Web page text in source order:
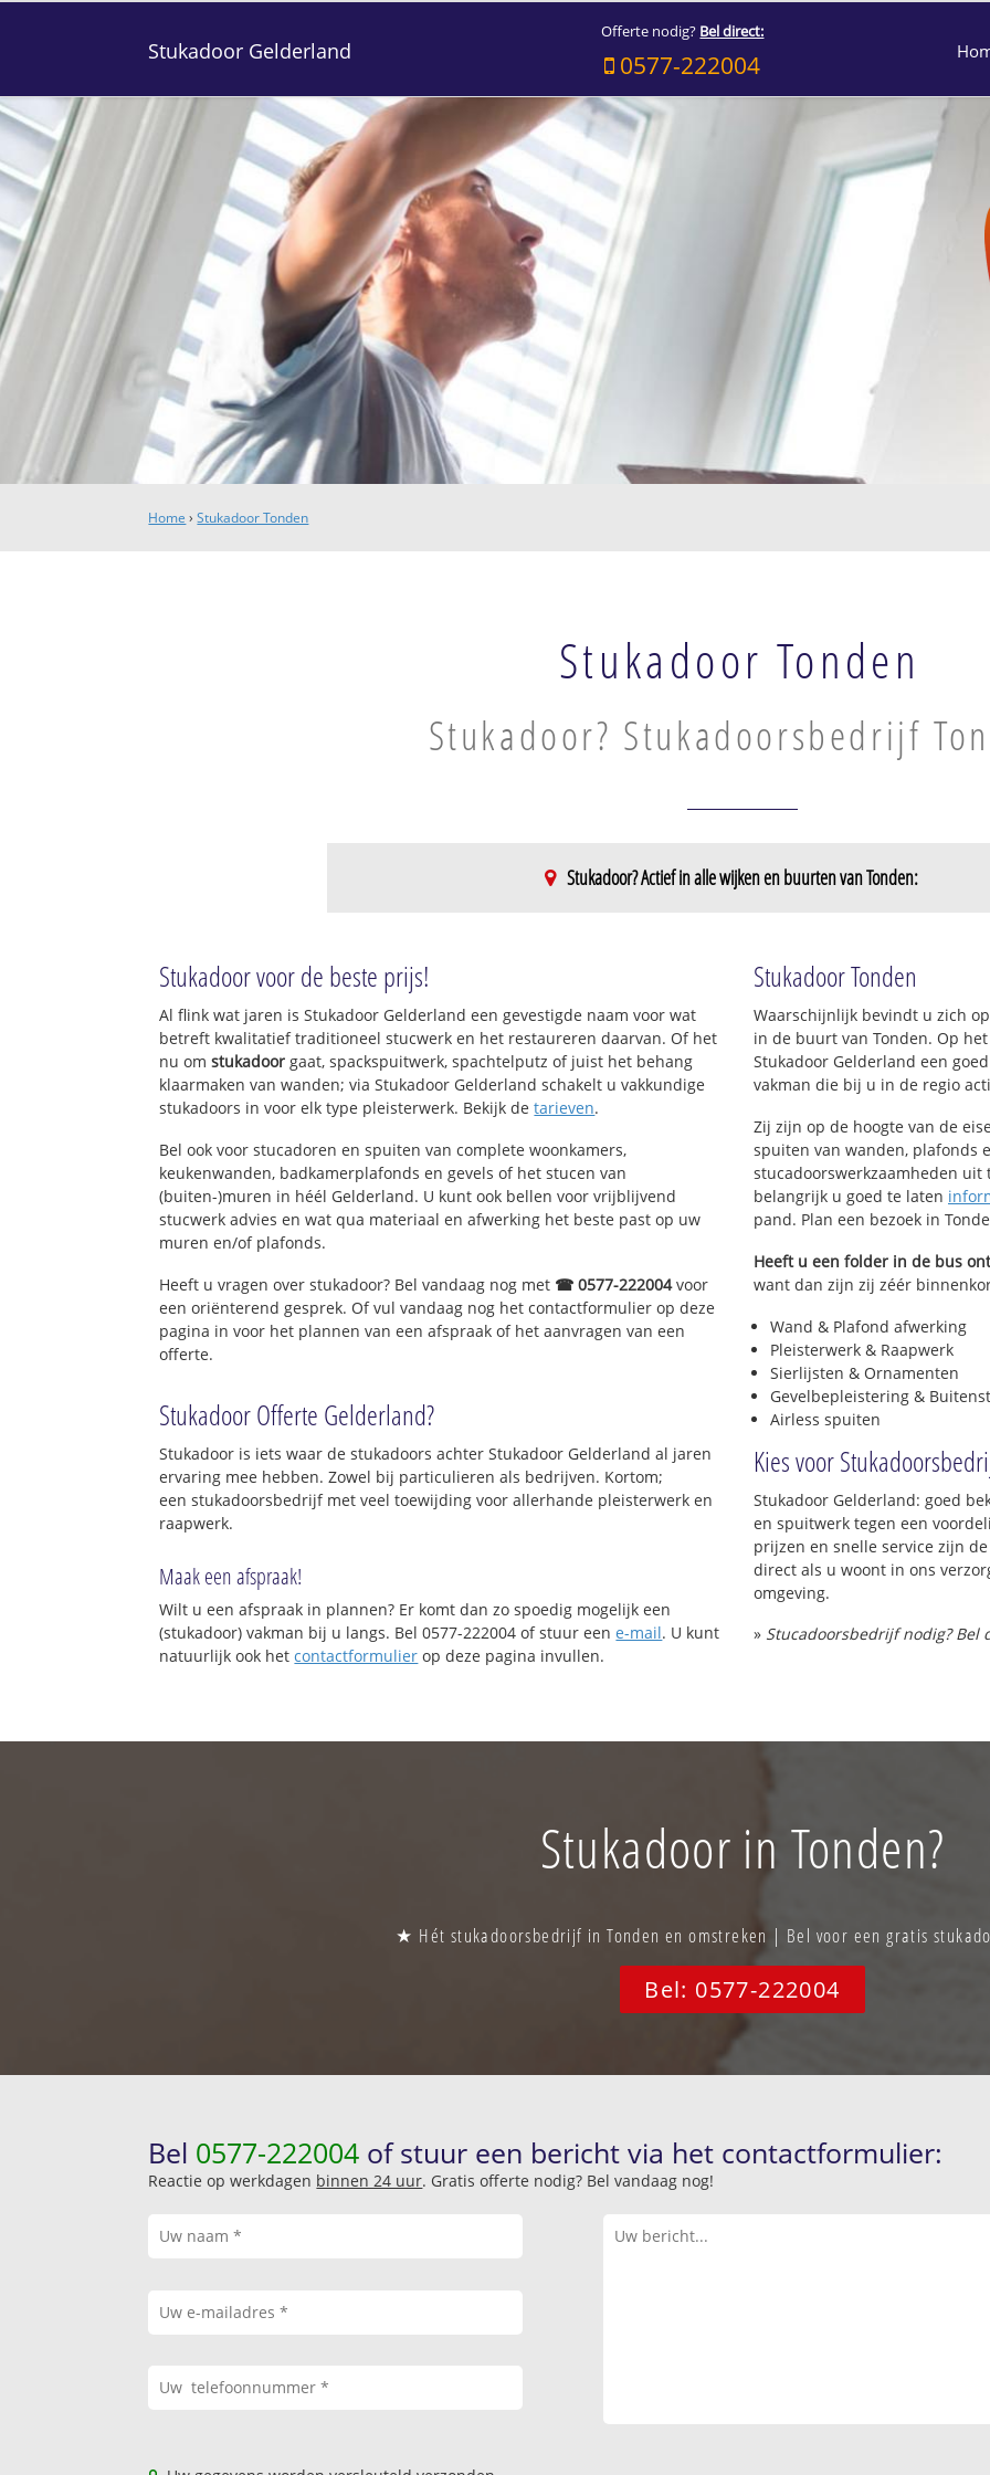
Stukadoor Gelderland
Offerte nodig? Bel direct:
0577-222004
Home ›Stukadoor Tonden
Stukadoor Tonden
Stukadoor? Stukadoorsbedrijf
Stukadoor? Actief in alle wijken en buurten van Tonden:
Stukadoor voor de beste prijs!
Al flink wat jaren is Stukadoor Gelderland een gevestigde naam voor wat
betreft kwalitatief traditioneel stucwerk en het restaureren daarvan. Of het
nu omstukadoor gaat, spackspuitwerk, spachtelputz of juist het behang
klaarmaken van wanden; via Stukadoor Gelderland schakelt u vakkundige
stukadoors in voor elk type pleisterwerk. Bekijk detarieven.
Bel ook voor stucadoren en spuiten van complete woonkamers,
keukenwanden, badkamerplafonds en gevels of het stucen van
(buiten-)muren in héél Gelderland. U kunt ook bellen voor vrijblijvend
stucwerk advies en wat qua materiaal en afwerking het beste past op uw
muren en/of plafonds.
Heeft u vragen over stukadoor? Bel vandaag nog met ☎ 0577-222004voor
een oriënterend gesprek. Of vul vandaag nog het contactformulier op deze
pagina in voor het plannen van een afspraak of het aanvragen van een
offerte.
Stukadoor Offerte Gelderland?
Stukadoor is iets waar de stukadoors achter Stukadoor Gelderland al jaren
ervaring mee hebben. Zowel bij particulieren als bedrijven. Kortom;
een stukadoorsbedrijf met veel toewijding voor allerhande pleisterwerk en
raapwerk.
Maak een afspraak!
Wilt u een afspraak in plannen? Er komt dan zo spoedig mogelijk een
(stukadoor) vakman bij u langs. Bel 0577-222004 of stuur eene-mail. U kunt
natuurlijk ook hetcontactformulier op deze pagina invullen.
Stukadoor Tonden
Waarschijnlijk bevindt u zich
in de buurt van Tonden. Op
Stukadoor Gelderland een
vakman die bij u in de regio
Zij zijn op de hoogte van de
spuiten van wanden, plafonds
stucadoorswerkzaamheden
belangrijk u goed te laten
pand. Plan een bezoek in
Heeft u een folder in de bus
want dan zijn zij zéér
Wand & Plafond afwerking
Pleisterwerk & Raapwerk
Sierlijsten & Ornamenten
Gevelbepleistering &
Airless spuiten
Kies voor
Stukadoor Gelderland: goed
en spuitwerk tegen een
prijzen en snelle service zijn
direct als u woont in ons
omgeving.
» Stucadoorsbedrijf nodig? Bel
Stukadoor in Tonden?
★ Hét stukadoorsbedrijf in Tonden en omstreken | Bel voor een gratis
Bel: 0577-222004
Bel 0577-222004 of stuur een bericht via het contactformulier:
Reactie op werkdagen binnen 24 uur. Gratis offerte nodig? Bel vandaag nog!